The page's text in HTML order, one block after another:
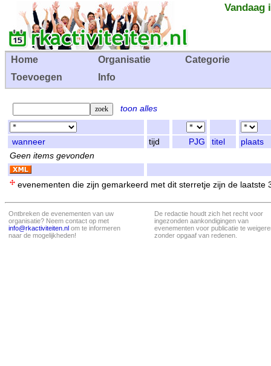
Vandaag
Home Organisatie
Categorie
Toevoegen
Info
toon alles
wanneer tijd PJG titel
plaats
Geen items gevonden
evenementen die zijn gemarkeerd met dit sterretje zijn de laatste
Ontbreken de evenementen van uw
organisatie? Neem contact op met
info@rkactiviteiten.nl om te informeren
naar de mogelijkheden!
De redactie houdt zich het recht voor
ingezonden aankondigingen van
evenementen voor publicatie te
zonder opgaaf van redenen.